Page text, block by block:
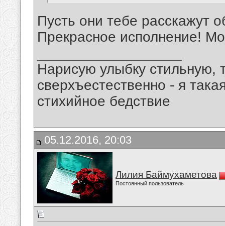
Пусть они тебе расскажут
Прекрасное исполнение!
Нарисую улыбку стильную,
сверхъестественно - я
стихийное бедствие
05.12.2016, 20:03
Лилия Баймухаметова
Постоянный пользователь